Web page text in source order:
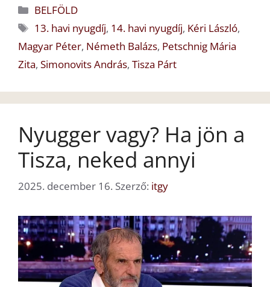
Kategória
BELFÖLD
Címkék
13. havi nyugdíj, 14. havi nyugdíj, Kéri László,
Magyar Péter, Németh Balázs, Petschnig Mária
Zita, Simonovits András, Tisza Párt
Nyugger vagy? Ha jön a
Tisza, neked annyi
2025. december 16. Szerző: itgy